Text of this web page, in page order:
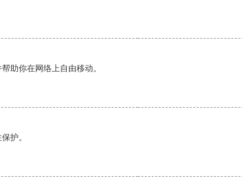
助你在网络上自由移动。
护。